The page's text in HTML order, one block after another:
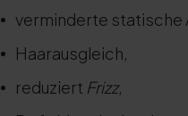
verminderte statische
Haarausgleich,
reduziert Frizz,